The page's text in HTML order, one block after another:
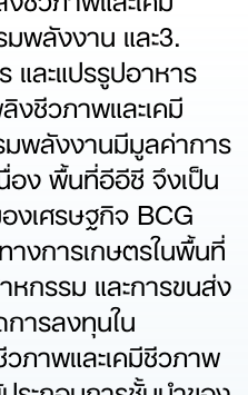
พลังงาน และ3.
ละแปรรูปอาหาร
งชีวภาพและเคมี
พลังงานมีมูลค่าการ
อง พื้นที่อีอีซี จึงเป็น
เศรษฐกิจ BCG
งการเกษตรในพื้นที่
กรรม และการขนส่ง
ารลงทุนใน
ภาพและเคมีชีวภาพ